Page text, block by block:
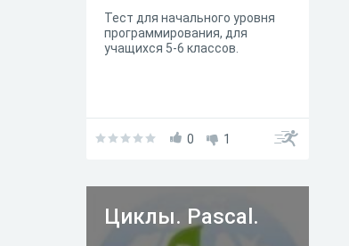
Тест для начального уровня
программирования, для
учащихся 5-6 классов.
0 1
Циклы. Pascal.